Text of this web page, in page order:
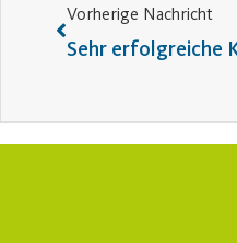
Vorherige Nachricht
Sehr erfolgreiche